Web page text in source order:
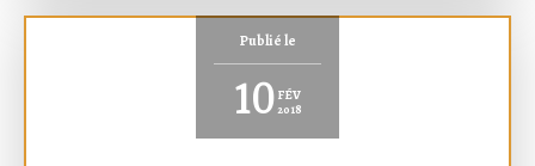
Publié le
10 FÉV
2018